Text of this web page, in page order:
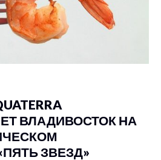
ВЛАДИВОСТОК НА
ЗВЕЗД»